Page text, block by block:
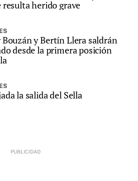
resulta herido grave
y Bertín Llera saldrán
desde la primera posición
la salida del Sella